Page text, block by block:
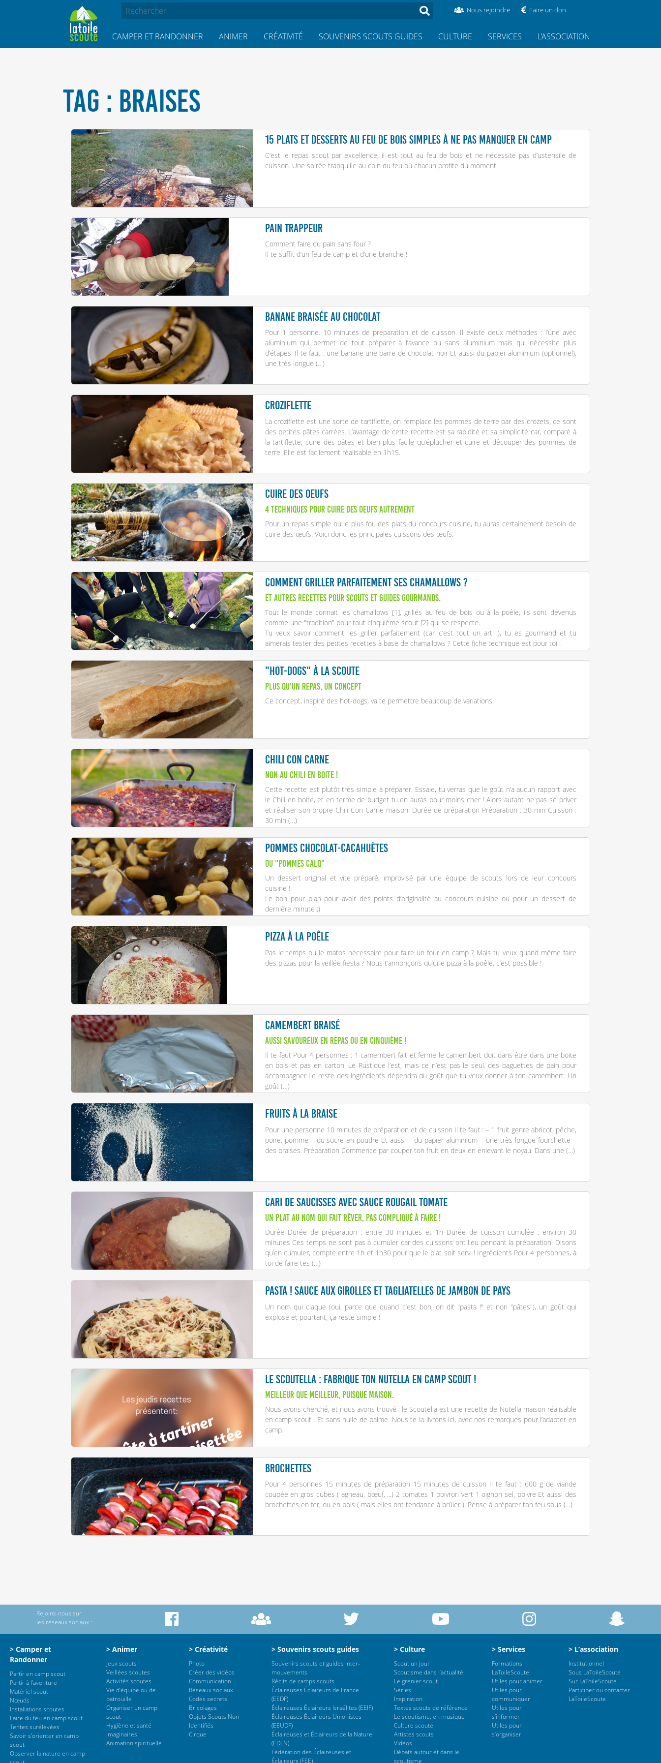
Nous rejoindre Faire un don
CAMPER ET RANDONNER ANIMER CRÉATIVITÉ SOUVENIRS SCOUTS GUIDES CULTURE SERVICES L’ASSOCIATION
TAG : BRAISES
15 plats et desserts au feu de bois simples à ne pas manquer en camp
C’est le repas scout par excellence, il est tout au feu de bois et ne nécessite pas d’ustensile de
cuisson. Une soirée tranquille au coin du feu où chacun profite du moment.
Pain trappeur
Comment faire du pain sans four ?
Il te suffit d’un feu de camp et d’une branche !
Banane braisée au chocolat
Pour 1 personne. 10 minutes de préparation et de cuisson. Il existe deux méthodes : l’une avec
aluminium qui permet de tout préparer à l’avance ou sans aluminium mais qui nécessite plus
d’étapes. Il te faut : une banane une barre de chocolat noir Et aussi du papier aluminium (optionnel),
une très longue (…)
Croziflette
La croziflette est une sorte de tartiflette, on remplace les pommes de terre par des crozets, ce sont
des petites pâtes carrées. L’avantage de cette recette est sa rapidité et sa simplicité car, comparé à
la tartiflette, cuire des pâtes et bien plus facile qu’éplucher et cuire et découper des pommes de
terre. Elle est facilement réalisable en 1h15.
Cuire des oeufs
4 techniques pour cuire des oeufs autrement
Pour un repas simple ou le plus fou des plats du concours cuisine, tu auras certainement besoin de
cuire des œufs. Voici donc les principales cuissons des œufs.
Comment griller parfaitement ses chamallows ?
Et autres recettes pour scouts et guides gourmands.
Tout le monde connait les chamallows [1], grillés au feu de bois ou à la poêle, ils sont devenus
comme une "tradition" pour tout cinquième scout [2]qui se respecte.
Tu veux savoir comment les griller parfaitement (car c’est tout un art !), tu es gourmand et tu
aimerais tester des petites recettes à base de chamallows ? Cette fiche technique est pour toi !
"Hot-dogs" à la scoute
Plus qu’un repas, un concept
Ce concept, inspiré des hot-dogs, va te permettre beaucoup de variations.
Chili con carne
Non au Chili en boite !
Cette recette est plutôt très simple à préparer. Essaie, tu verras que le goût n’a aucun rapport avec
le Chili en boite, et en terme de budget tu en auras pour moins cher ! Alors autant ne pas se priver
et réaliser son propre Chili Con Carne maison. Durée de préparation Préparation : 30 min Cuisson :
30 min (…)
Pommes chocolat-cacahuètes
ou "pommes CALQ"
Un dessert original et vite préparé, improvisé par une équipe de scouts lors de leur concours
cuisine !
Le bon pour plan pour avoir des points d’originalité au concours cuisine ou pour un dessert de
dernière minute ;)
Pizza à la poêle
Pas le temps ou le matos nécessaire pour faire unfour en camp ? Mais tu veux quand même faire
des pizzas pour la veillée fiesta ? Nous t’annonçons qu’une pizza à la poêle, c’est possible !
Camembert braisé
Aussi savoureux en repas ou en cinquième !
Il te faut Pour 4 personnes : 1 camembert fait et ferme le camembert doit dans être dans une boite
en bois et pas en carton. Le Rustique l’est, mais ce n’est pas le seul. des baguettes de pain pour
accompagner Le reste des ingrédients dépendra du goût que tu veux donner à ton camembert. Un
goût (…)
Fruits à la braise
Pour une personne 10 minutes de préparation et de cuisson Il te faut : – 1 fruit genre abricot, pêche,
poire, pomme – du sucre en poudre Et aussi – du papier aluminium – une très longue fourchette –
des braises. Préparation Commence par couper ton fruit en deux en enlevant le noyau. Dans une (…)
Cari de saucisses avec sauce rougail tomate
Un plat au nom qui fait rêver, pas compliqué à faire !
Durée Durée de préparation : entre 30 minutes et 1h Durée de cuisson cumulée : environ 30
minutes Ces temps ne sont pas à cumuler car des cuissons ont lieu pendant la préparation. Disons
qu’en cumuler, compte entre 1h et 1h30 pour que le plat soit servi ! Ingrédients Pour 4 personnes, à
toi de faire tes (…)
Pasta ! sauce aux girolles et tagliatelles de jambon de Pays
Un nom qui claque (oui, parce que quand c’est bon, on dit "pasta !" et non "pâtes"), un goût qui
explose et pourtant, ça reste simple !
Le Scoutella : fabrique ton Nutella en camp scout !
Meilleur que meilleur, puisque maison.
Nous avons cherché, et nous avons trouvé : le Scoutella est une recette de Nutella maison réalisable
en camp scout ! Et sans huile de palme. Nous te la livrons ici, avec nos remarques pour l’adapter en
camp.
Brochettes
Pour 4 personnes 15 minutes de préparation 15 minutes de cuisson Il te faut : 600 g de viande
coupée en gros cubes ( agneau, bœuf, ...) 2 tomates 1 poivron vert 1 oignon sel, poivre Et aussi des
brochettes en fer, ou en bois ( mais elles ont tendance à brûler ). Pense à préparer ton feu sous (…)
Rejoins-nous sur
les réseaux sociaux :
> Camper et
Randonner
Partir en camp scout
Partir à l’aventure
Matériel scout
Nœuds
Installations scoutes
Faire du feu en camp scout
Tentes surélevées
Savoir s’orienter en camp
scout
Observer la nature en camp
> Animer
Jeux scouts
Veillées scoutes
Activités scoutes
Vie d’équipe ou de
patrouille
Organiser un camp
scout
Hygiène et santé
Imaginaires
Animation spirituelle
> Créativité
Photo
Créer des vidéos
Communication
Réseaux sociaux
Codes secrets
Bricolages
Objets Scouts Non
Identifiés
Cirque
> Souvenirs scouts guides
Souvenirs scouts et guides Inter-
mouvements
Récits de camps scouts
Éclaireuses Éclaireurs de France
(EEDF)
Éclaireuses Éclaireurs Israélites (EEIF)
Éclaireuses Éclaireurs Unionistes
(EEUDF)
Éclaireuses et Éclaireurs de la Nature
(EDLN)
Fédération des Éclaireuses et
Éclaireurs (FEE)
> Culture
Scout un jour
Scoutisme dans l’actualité
Le grenier scout
Séries
Inspiration
Textes scouts de référence
Le scoutisme, en musique !
Culture scoute
Artistes scouts
Vidéos
Débats autour et dans le
scoutisme
> Services
Formations
LaToileScoute
Utiles pour animer
Utiles pour
communiquer
Utiles pour
s’informer
Utiles pour
s’organiser
> L’association
Institutionnel
Sous LaToileScoute
Sur LaToileScoute
Participer ou contacter
LaToileScoute